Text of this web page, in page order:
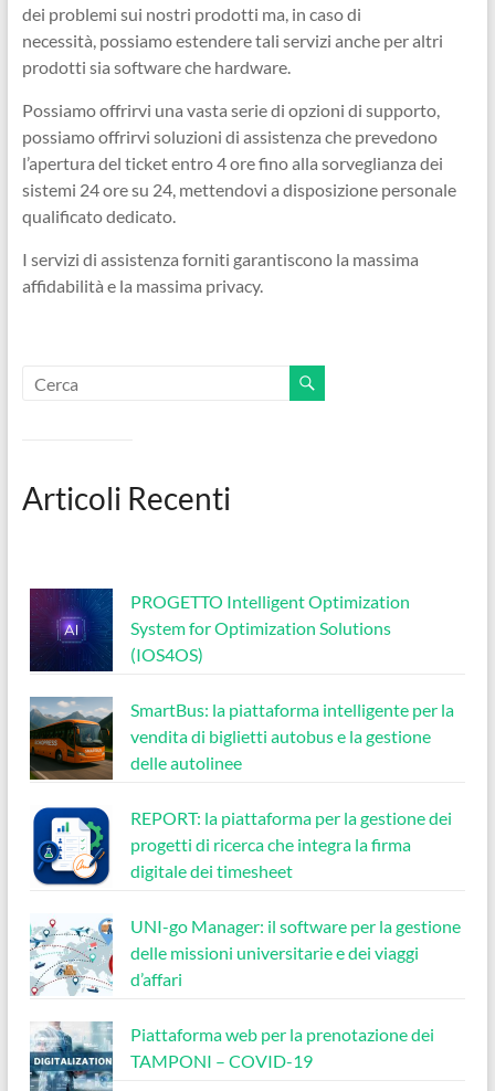
dei problemi sui nostri prodotti ma, in caso di
necessità, possiamo estendere tali servizi anche per altri
prodotti sia software che hardware.
Possiamo offrirvi una vasta serie di opzioni di supporto,
possiamo offrirvi soluzioni di assistenza che prevedono
l’apertura del ticket entro 4 ore fino alla sorveglianza dei
sistemi 24 ore su 24, mettendovi a disposizione personale
qualificato dedicato.
I servizi di assistenza forniti garantiscono la massima
affidabilità e la massima privacy.
Articoli Recenti
PROGETTO Intelligent Optimization
System for Optimization Solutions
(IOS4OS)
SmartBus: la piattaforma intelligente per la
vendita di biglietti autobus e la gestione
delle autolinee
REPORT: la piattaforma per la gestione dei
progetti di ricerca che integra la firma
digitale dei timesheet
UNI-go Manager: il software per la gestione
delle missioni universitarie e dei viaggi
d’affari
Piattaforma web per la prenotazione dei
TAMPONI – COVID-19